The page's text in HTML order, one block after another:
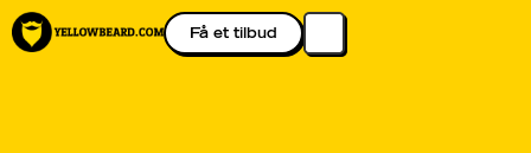
Få et tilbud